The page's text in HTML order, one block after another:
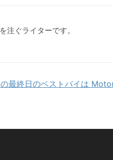
注ぐライターです。
最終日のベストバイは